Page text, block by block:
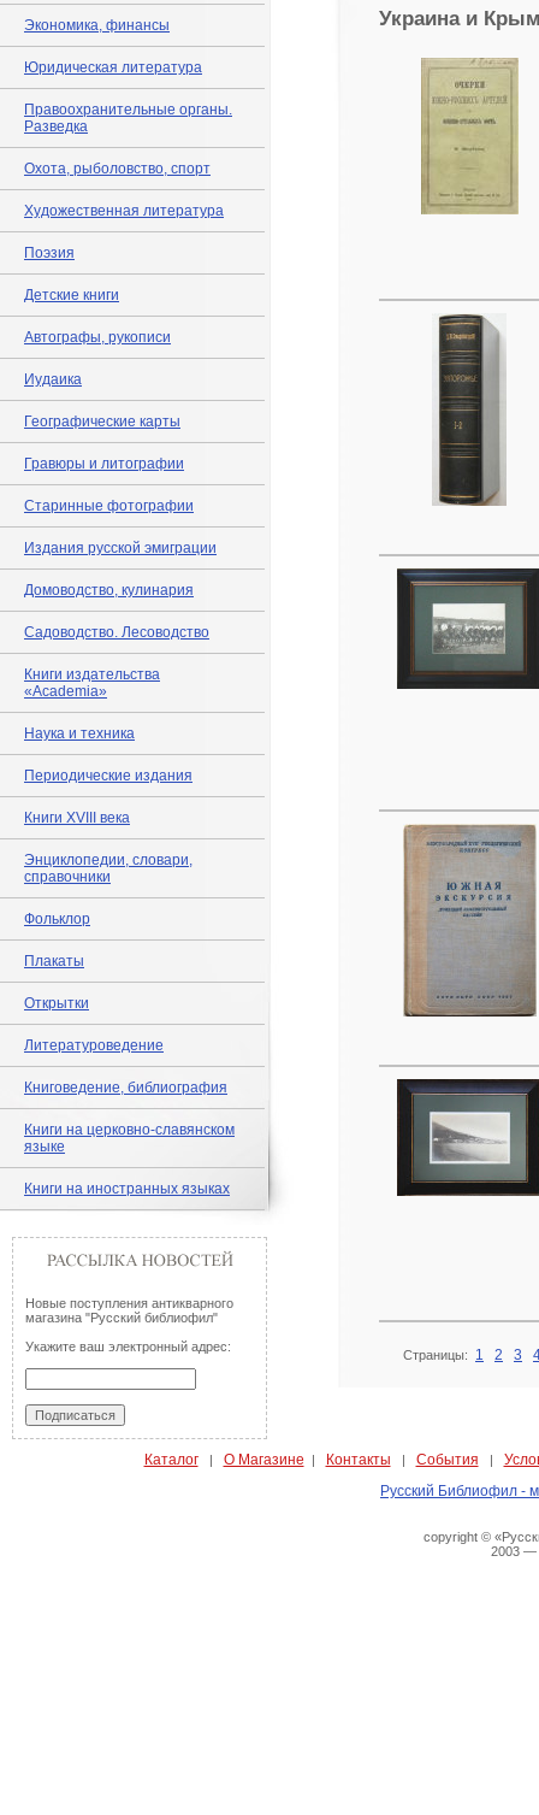
Экономика, финансы
Юридическая литература
Правоохранительные органы.
Разведка
Охота, рыболовство, спорт
Художественная литература
Поэзия
Детские книги
Автографы, рукописи
Иудаика
Географические карты
Гравюры и литографии
Старинные фотографии
Издания русской эмиграции
Домоводство, кулинария
Садоводство. Лесоводство
Книги издательства
«Academia»
Наука и техника
Периодические издания
Книги XVIII века
Энциклопедии, словари,
справочники
Фольклор
Плакаты
Открытки
Литературоведение
Книговедение, библиография
Книги на церковно-славянском
языке
Книги на иностранных языках
Новые поступления антикварного
магазина "Русский библиофил"
Укажите ваш электронный адрес:
Украина и
Страницы: 1 2 3
Каталог| О Магазине | Контакты | События |
Русский Библиофил -
copyright ©
2003 —